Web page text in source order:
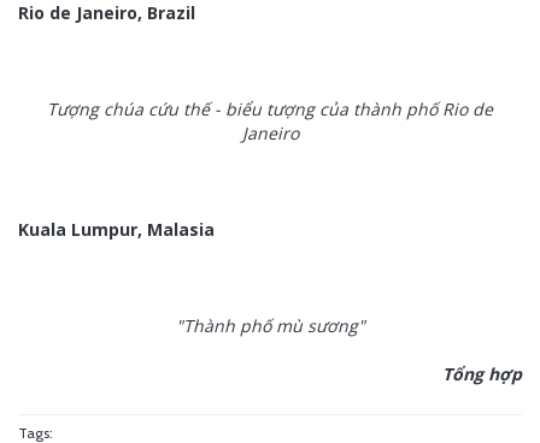
Rio de Janeiro, Brazil
Tượng chúa cứu thế - biểu tượng của thành phố Rio de
Janeiro
Kuala Lumpur, Malasia
"Thành phố mù sương"
Tổng hợp
Tags: